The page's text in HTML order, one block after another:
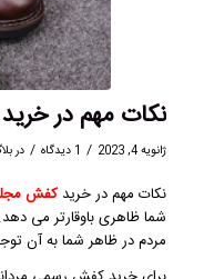
نکات مهم در
ژانویه 4, 2023 / 1 دیدگاه / در
نکات مهم در خریدکفش
شما ظاهری باوقارتر می
مردم در ظاهر شما به آن